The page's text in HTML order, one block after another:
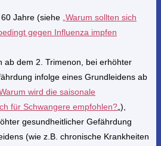
Jahre (siehe „Warum sollten sich
gegen Influenza impfen
ab dem 2. Trimenon, bei erhöhter
infolge eines Grundleidens ab
wird die saisonale
für Schwangere empfohlen? „),
gesundheitlicher Gefährdung
(wie z.B. chronische Krankheiten